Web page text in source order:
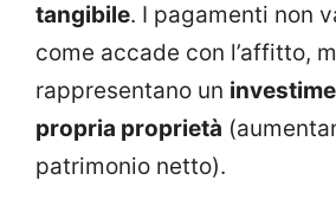
tangibile. I pagamenti non
come accade con l’affitto,
rappresentano un
propria proprietà
patrimonio netto).